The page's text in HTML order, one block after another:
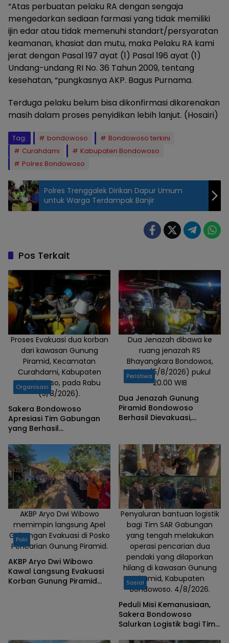
“Atas perbuatan pelaku RA dengan sengaja
mengedarkan sediaan farmasi yang tidak memiliki
ijin edar atau tidak memenuhi standart/persyaratan
keamanan, khasiat dan mutu, maka Pelaku RA kami
jerat dengan Pasal 197 ayat (1) Pasal 196 ayat (1)
Undang-undang RI No. 36 Tahun 2009, tentang
kesehatan, “pungkasnya AKP. Bagus Purnama.
Terduga pelaku belum bisa dikonfirmasi dikarenakan
masih dalam proses penyidikan lebih lanjut. (Hosairi)
Tag: bondowoso
Bondowoso terkini
Curahdami
Kabupaten Bondowoso
Polres Bondowoso
Polres Trenggalek Dirikan Dapur Umum
untuk Warga Terdampak Banjir
Pos Terkait
Proses Evakuasi dua korban
dari kawasan Gunung
Piramid, Kecamatan
Curahdami, Kabupaten
Bondowoso, pada Rabu
(5/8/2026).
Organisasi
Sakera Bondowoso
Apresiasi Tim Gabungan
yang Berhasil
Gunung Piramid
Dua Jenazah dibawa ke
ruang jenazah RS
Bhayangkara Bondowos,
Rabu (5/8/2026) pukul
20.00 WIB
Peristiwa
Dua Jenazah Gunung
Piramid Bondowoso
Berhasil Dievakuasi,
AKBP Aryo Dwi Wibowo
memimpin langsung Apel
Gabungan Evakuasi di Posko
Pencarian Gunung Piramid.
Polri
AKBP Aryo Dwi Wibowo
Kawal Langsung Evakuasi
Korban Gunung Piramid
Penyaluran bantuan logistik
bagi Tim SAR Gabungan
yang tengah melakukan
operasi pencarian dua
pendaki yang dilaporkan
hilang di kawasan Gunung
Piramid, Kabupaten
Bondowoso. 4/8/2026.
Sosial
Peduli Misi Kemanusiaan,
Sakera Bondowoso
Salurkan Logistik bagi Tim